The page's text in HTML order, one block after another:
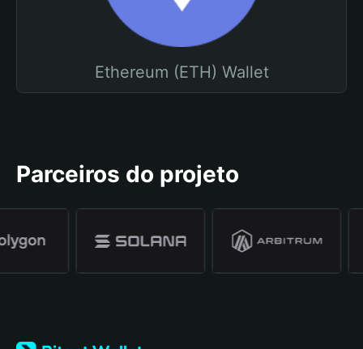
Ethereum (ETH) Wallet
Parceiros do projeto